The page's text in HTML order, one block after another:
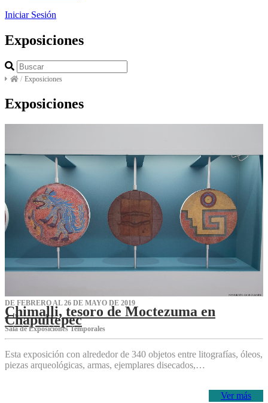
Iniciar Sesión
Exposiciones
/ Exposiciones
Exposiciones
DE FEBRERO AL 26 DE MAYO DE 2019
Chimalli, tesoro de Moctezuma en
Chapultepec
Sala de Exposiciones Temporales
Esta exposición con alrededor de 340 objetos entre litografías, óleos,
piezas arqueológicas, armas, ejemplares disecados,…
Ver más